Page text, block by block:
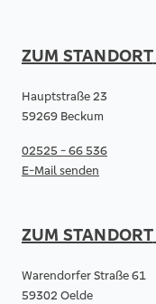
ZUM STANDORT
Hauptstraße 23
59269 Beckum
02525 - 66 536
E-Mail senden
ZUM STANDORT
Warendorfer Straße 61
59302 Oelde